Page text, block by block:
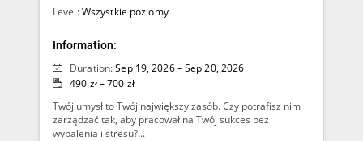
Level:Wszystkie poziomy
Information:
Duration: Sep 19, 2026 – Sep 20, 2026
490 zł – 700 zł
Twój umysł to Twój największy zasób. Czy potrafisz nim
zarządzać tak, aby pracował na Twój sukces bez
wypalenia i stresu?...